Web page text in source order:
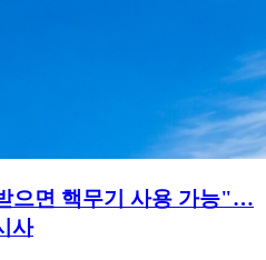
으면 핵무기 사용 가능"…
사